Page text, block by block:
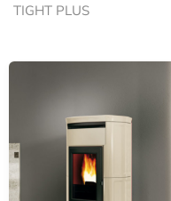
TIGHT PLUS